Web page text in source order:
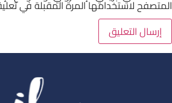
المتصفح لاستخدامها المرة المقبلة في